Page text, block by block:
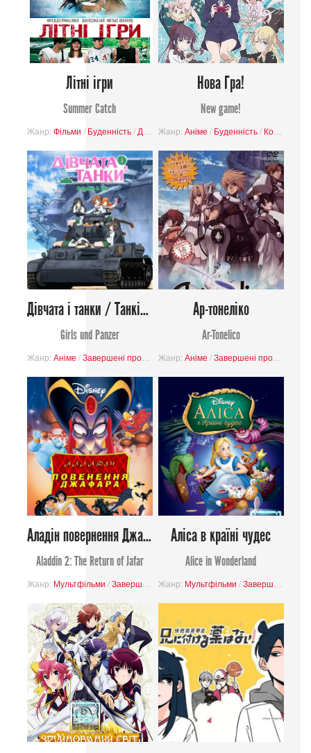
Літні ігри
Summer Catch
Жанр: Фільми / Буденність/ Драма /Романтика/Комедія/Завершені
Нова Гра!
New game!
Жанр: Аніме / Буденність/ Комедія
Дівчата і танки / Танкістки
Girls und Panzer
Жанр: Аніме /Завершені проєкти /Еччі/Буденність/Війна/Комедія
Ар-тонеліко
Ar-Tonelico
Жанр: Аніме /Завершені проєкти
Аладін повернення Джафара
Aladdin 2: The Return of Jafar
Жанр: Мультфільми /Завершені проєкти /Пригоди/Фантастика
Аліса в країні чудес
Alice in Wonderland
Жанр: Мультфільми /Завершені проєкти